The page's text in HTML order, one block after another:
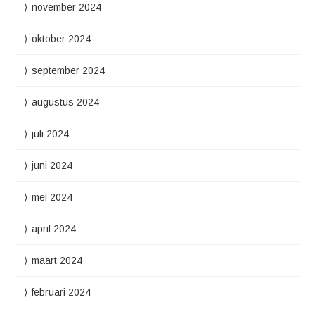
november 2024
oktober 2024
september 2024
augustus 2024
juli 2024
juni 2024
mei 2024
april 2024
maart 2024
februari 2024